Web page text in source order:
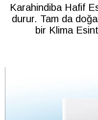
Karahindiba Hafif
durur. Tam da
bir Klima